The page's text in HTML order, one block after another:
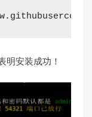
明安装成功！